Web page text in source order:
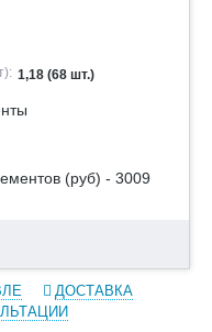
1,18 (68 шт.)
(руб) - 3009
ДОСТАВКА